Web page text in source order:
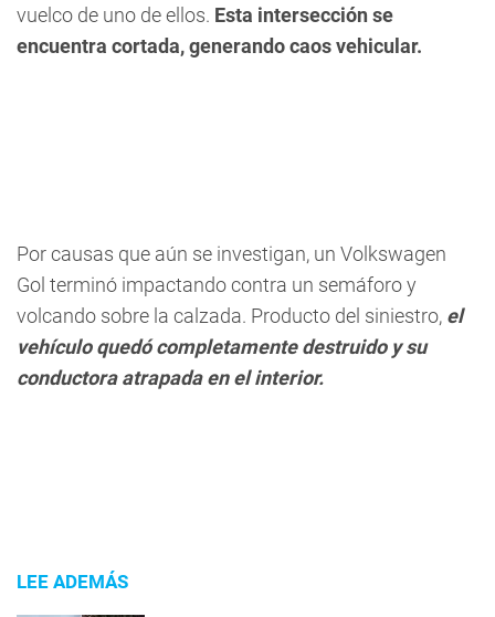
vuelco de uno de ellos. Esta intersección se
encuentra cortada, generando caos vehicular.
Por causas que aún se investigan, un Volkswagen
Gol terminó impactando contra un semáforo y
volcando sobre la calzada. Producto del siniestro, el
vehículo quedó completamente destruido y su
conductora atrapada en el interior.
LEE ADEMÁS